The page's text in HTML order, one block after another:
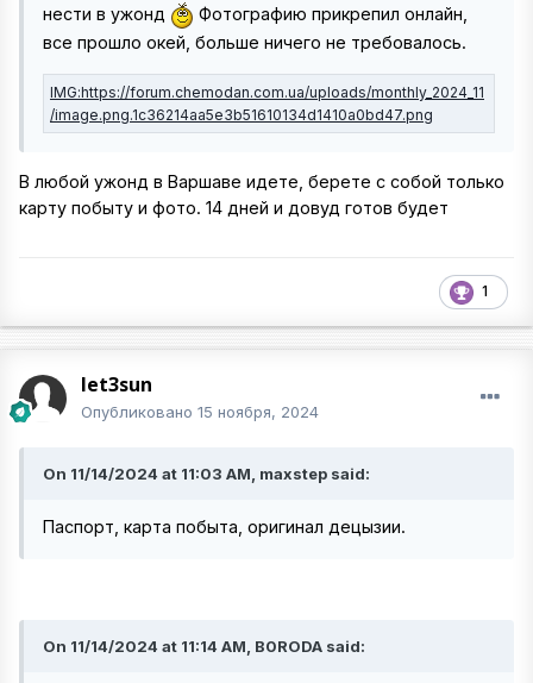
нести в ужонд
Фотографию прикрепил онлайн,
все прошло окей, больше ничего не требовалось.
В любой ужонд в Варшаве идете, берете с собой только
карту побыту и фото. 14 дней и довуд готов будет
1
let3sun
Опубликовано 15 ноября, 2024
On 11/14/2024 at 11:03 AM, maxstep said:
Паспорт, карта побыта, оригинал децызии.
On 11/14/2024 at 11:14 AM, B0RODA said: